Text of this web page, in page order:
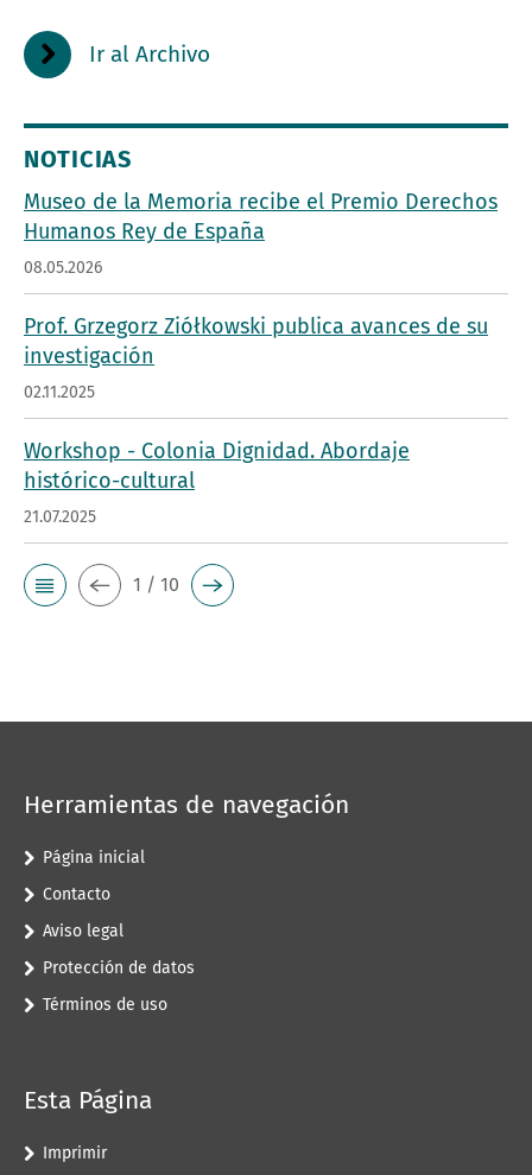
Ir al Archivo
NOTICIAS
Museo de la Memoria recibe el Premio Derechos
Humanos Rey de España
08.05.2026
Prof. Grzegorz Ziółkowski publica avances de su
investigación
02.11.2025
Workshop - Colonia Dignidad. Abordaje
histórico-cultural
21.07.2025
1 / 10
Herramientas de navegación
Página inicial
Contacto
Aviso legal
Protección de datos
Términos de uso
Esta Página
Imprimir